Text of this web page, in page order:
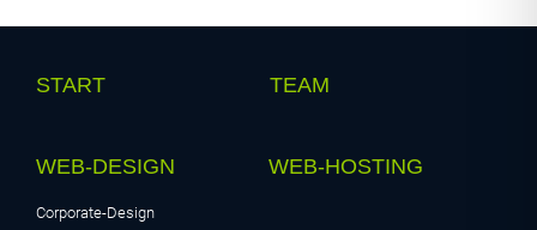
START TEAM
WEB-DESIGN
Corporate-Design
WEB-HOSTING